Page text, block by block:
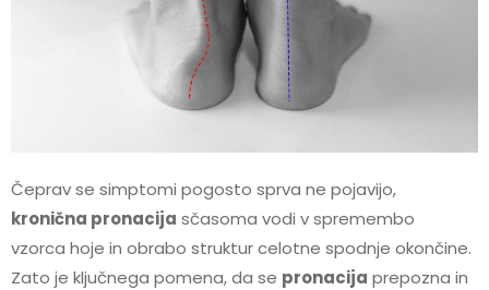
Čeprav se simptomi pogosto sprva ne pojavijo,
kronična pronacija sčasoma vodi v spremembo
vzorca hoje in obrabo struktur celotne spodnje okončine.
Zato je ključnega pomena, da se pronacija prepozna in